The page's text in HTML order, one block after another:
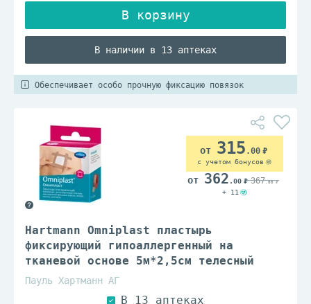
В наличии в 13 аптеках
Обеспечивает особо прочную фиксацию повязок
Hartmann Omniplast пластырь
фиксирующий гипоаллергенный на
тканевой основе 5м*2,5см телесный
Пауль Хартманн АГ
315 .00
с учетом бонусов
362 .00 367.00
+ 11